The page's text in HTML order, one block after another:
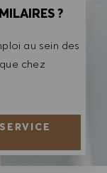
?
au sein des
chez